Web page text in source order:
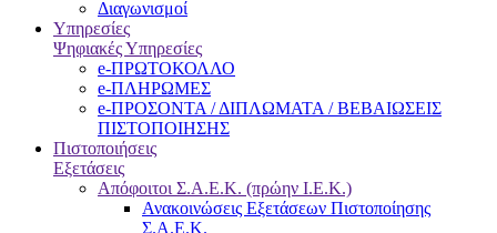
Διαγωνισμοί
Υπηρεσίες
Ψηφιακές Υπηρεσίες
e-ΠΡΩΤΟΚΟΛΛΟ
e-ΠΛΗΡΩΜΕΣ
e-ΠΡΟΣΟΝΤΑ / ΔΙΠΛΩΜΑΤΑ / ΒΕΒΑΙΩΣΕΙΣ
ΠΙΣΤΟΠΟΙΗΣΗΣ
Πιστοποιήσεις
Εξετάσεις
Απόφοιτοι Σ.Α.Ε.Κ. (πρώην Ι.Ε.Κ.)
Ανακοινώσεις Εξετάσεων Πιστοποίησης
Σ.Α.Ε.Κ.